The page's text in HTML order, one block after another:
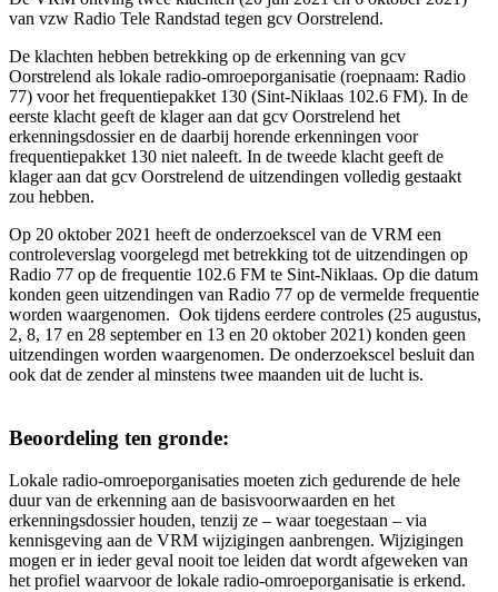
van vzw Radio Tele Randstad tegen gcv Oorstrelend.
De klachten hebben betrekking op de erkenning van gcv
Oorstrelend als lokale radio-omroeporganisatie (roepnaam: Radio
77) voor het frequentiepakket 130 (Sint-Niklaas 102.6 FM). In de
eerste klacht geeft de klager aan dat gcv Oorstrelend het
erkenningsdossier en de daarbij horende erkenningen voor
frequentiepakket 130 niet naleeft. In de tweede klacht geeft de
klager aan dat gcv Oorstrelend de uitzendingen volledig gestaakt
zou hebben.
Op 20 oktober 2021 heeft de onderzoekscel van de VRM een
controleverslag voorgelegd met betrekking tot de uitzendingen op
Radio 77 op de frequentie 102.6 FM te Sint-Niklaas. Op die datum
konden geen uitzendingen van Radio 77 op de vermelde frequentie
worden waargenomen. Ook tijdens eerdere controles (25 augustus,
2, 8, 17 en 28 september en 13 en 20 oktober 2021) konden geen
uitzendingen worden waargenomen. De onderzoekscel besluit dan
ook dat de zender al minstens twee maanden uit de lucht is.
Beoordeling ten gronde:
Lokale radio-omroeporganisaties moeten zich gedurende de hele
duur van de erkenning aan de basisvoorwaarden en het
erkenningsdossier houden, tenzij ze – waar toegestaan – via
kennisgeving aan de VRM wijzigingen aanbrengen. Wijzigingen
mogen er in ieder geval nooit toe leiden dat wordt afgeweken van
het profiel waarvoor de lokale radio-omroeporganisatie is erkend.